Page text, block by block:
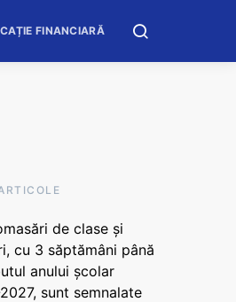
FINANCIARĂ
de clase și
cu 3 săptămâni până
anului școlar
sunt semnalate